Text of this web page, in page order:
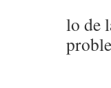
lo de